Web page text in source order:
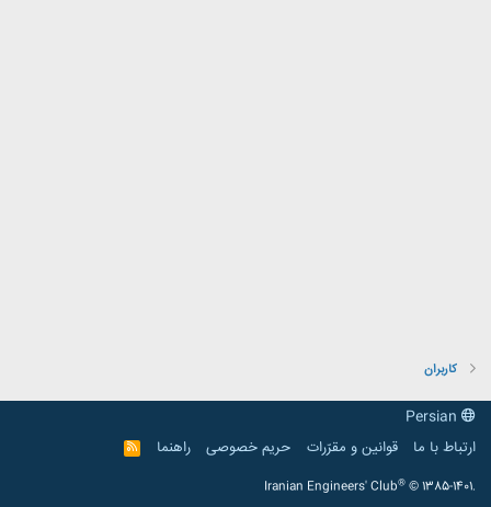
کاربران
ارتباط با ما
قوانین و مقرّرات حریم خصوصی راهنما
R
S
Iranian Engineers' Club® © 1385-1401.